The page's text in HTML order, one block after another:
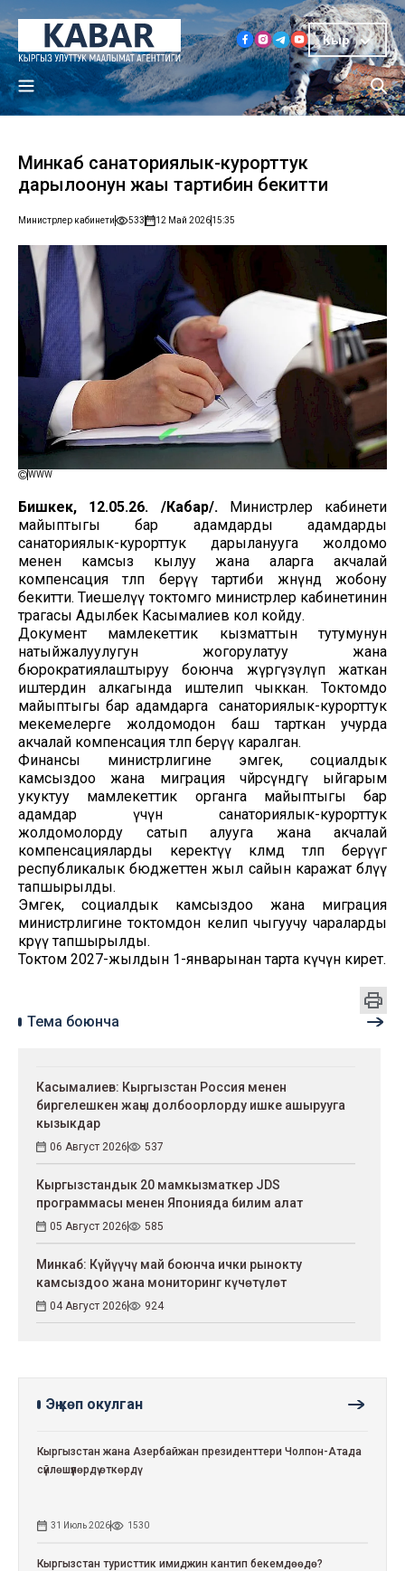
Кыр
Минкаб санаториялык-курорттук
дарылоонун жаңы тартибин бекитти
Министрлер кабинети 533 12 Май 202615:35
WWW
Бишкек, 12.05.26. /Кабар/. Министрлер кабинети
майыптыгы бар адамдарды адамдарды
санаториялык-курорттук дарыланууга жолдомо
менен камсыз кылуу жана аларга акчалай
компенсация төлөп берүү тартиби жөнүндө жобону
бекитти. Тиешелүү токтомго министрлер кабинетинин
төрагасы Адылбек Касымалиев кол койду.
Документ мамлекеттик кызматтын тутумунун
натыйжалуулугун жогорулатуу жана
бюрократиялаштыруу боюнча жүргүзүлүп жаткан
иштердин алкагында иштелип чыккан. Токтомдо
майыптыгы бар адамдарга санаториялык-курорттук
мекемелерге жолдомодон баш тарткан учурда
акчалай компенсация төлөп берүү каралган.
Финансы министрлигине эмгек, социалдык
камсыздоо жана миграция чөйрөсүндөгү ыйгарым
укуктуу мамлекеттик органга майыптыгы бар
адамдар үчүн санаториялык-курорттук
жолдомолорду сатып алууга жана акчалай
компенсацияларды керектүү көлөмдө төлөп берүүгө
республикалык бюджеттен жыл сайын каражат бөлүү
тапшырылды.
Эмгек, социалдык камсыздоо жана миграция
министрлигине токтомдон келип чыгуучу чараларды
көрүү тапшырылды.
Токтом 2027-жылдын 1-январынан тарта күчүнө кирет.
Тема боюнча
Касымалиев: Кыргызстан Россия менен
биргелешкен жаңы долбоорлорду ишке ашырууга
кызыкдар
06 Август 2026 537
Кыргызстандык 20 мамкызматкер JDS
программасы менен Японияда билим алат
05 Август 2026 585
Минкаб: Күйүүчү май боюнча ички рынокту
камсыздоо жана мониторинг күчөтүлөт
04 Август 2026 924
Эң көп окулган
Кыргызстан жана Азербайжан президенттери Чолпон-Атада
сүйлөшүүлөрдү өткөрдү
31 Июль 2026 1530
Кыргызстан туристтик имиджин кантип бекемдөөдө?